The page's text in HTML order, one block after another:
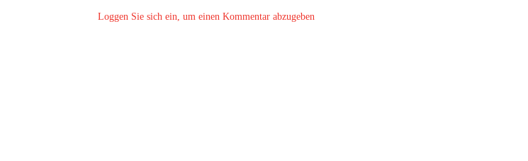
Loggen Sie sich ein, um einen Kommentar abzugeben